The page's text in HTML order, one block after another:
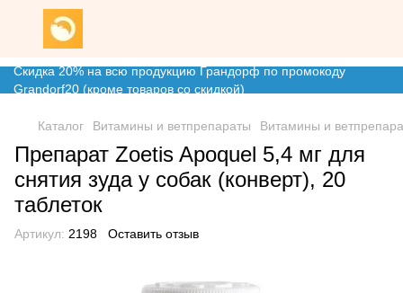
Скидка 20% на всю продукцию Грандорф по промокоду
Grandorf20 (кроме товаров со скидкой)
Каталог Витамины и ветпрепараты Витамины и
Препарат Zoetis Apoquel 5,4 мг для
снятия зуда у собак (конверт), 20
таблеток
Артикул: 2198 Оставить отзыв